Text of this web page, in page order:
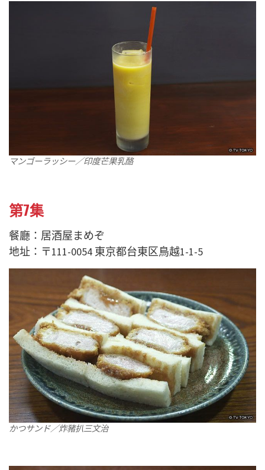
マンゴーラッシー／印度芒果乳酪
第7集
餐廳：居酒屋まめぞ
地址：〒111-0054 東京都台東区鳥越1-1-5
かつサンド／炸豬扒三文治